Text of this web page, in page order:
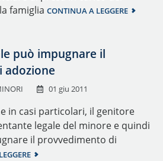
famiglia CONTINUA A LEGGERE
può impugnare il
adozione
01 giu 2011
in casi particolari, il genitore
legale del minore e quindi
il provvedimento di